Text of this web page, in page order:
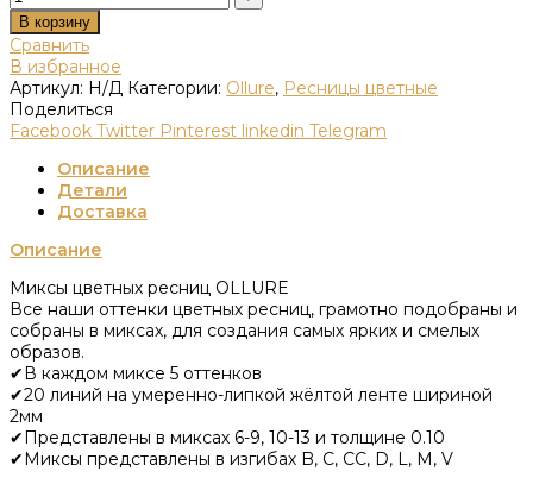
В корзину
Сравнить
В избранное
Артикул: Н/Д Категории: Ollure, Ресницы цветные
Поделиться
Facebook Twitter Pinterest linkedin Telegram
Описание
Детали
Доставка
Описание
Миксы цветных ресниц OLLURE
Все наши оттенки цветных ресниц, грамотно подобраны и
собраны в миксах, для создания самых ярких и смелых
образов.
✔В каждом миксе 5 оттенков
✔20 линий на умеренно-липкой жёлтой ленте шириной
2мм
✔Представлены в миксах 6-9, 10-13 и толщине 0.10
✔Миксы представлены в изгибах B, C, CC, D, L, M, V